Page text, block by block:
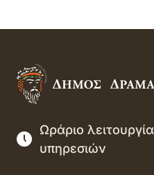
Ωράριο
υπηρεσιών